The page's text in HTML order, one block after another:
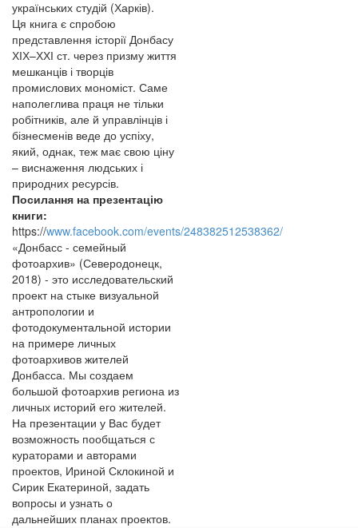
українських студій (Харків).
Ця книга є спробою
представлення історії Донбасу
ХІХ–ХХІ ст. через призму життя
мешканців і творців
промислових мономіст. Саме
наполеглива праця не тільки
робітників, але й управлінців і
бізнесменів веде до успіху,
який, однак, теж має свою ціну
– виснаження людських і
природних ресурсів.
Посилання на презентацію
книги:
https://www.facebook.com/events/248382512538362/
«Донбасс - семейный
фотоархив» (Северодонецк,
2018) - это исследовательский
проект на стыке визуальной
антропологии и
фотодокументальной истории
на примере личных
фотоархивов жителей
Донбасса. Мы создаем
большой фотоархив региона из
личных историй его жителей.
На презентации у Вас будет
возможность пообщаться с
кураторами и авторами
проектов, Ириной Склокиной и
Сирик Екатериной, задать
вопросы и узнать о
дальнейших планах проектов.